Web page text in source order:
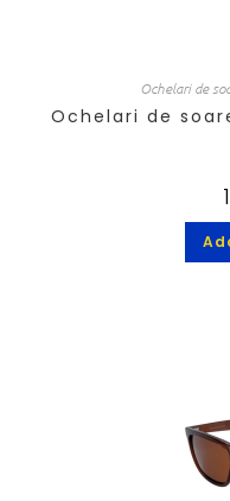
Ochelari de
Ochelari de